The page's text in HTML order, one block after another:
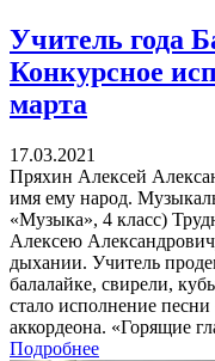
Учитель года
Конкурсное
марта
17.03.2021
Пряхин Алексей
имя ему народ.
«Музыка», 4 класс)
Алексею
дыхании. Учитель
балалайке, свирели,
стало исполнение
аккордеона. «Горящие
Подробнее